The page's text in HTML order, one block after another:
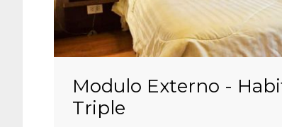
Modulo Externo -
Triple